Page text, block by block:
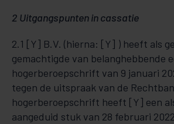
2 Uitgangspunten in cassatie
2.1 [Y] B.V. (hierna: [Y] ) heeft als
gemachtigde van belanghebbende
hogerberoepschrift van 9 januari
tegen de uitspraak van de
hogerberoepschrift heeft [Y] een
aangeduid stuk van 28 februari